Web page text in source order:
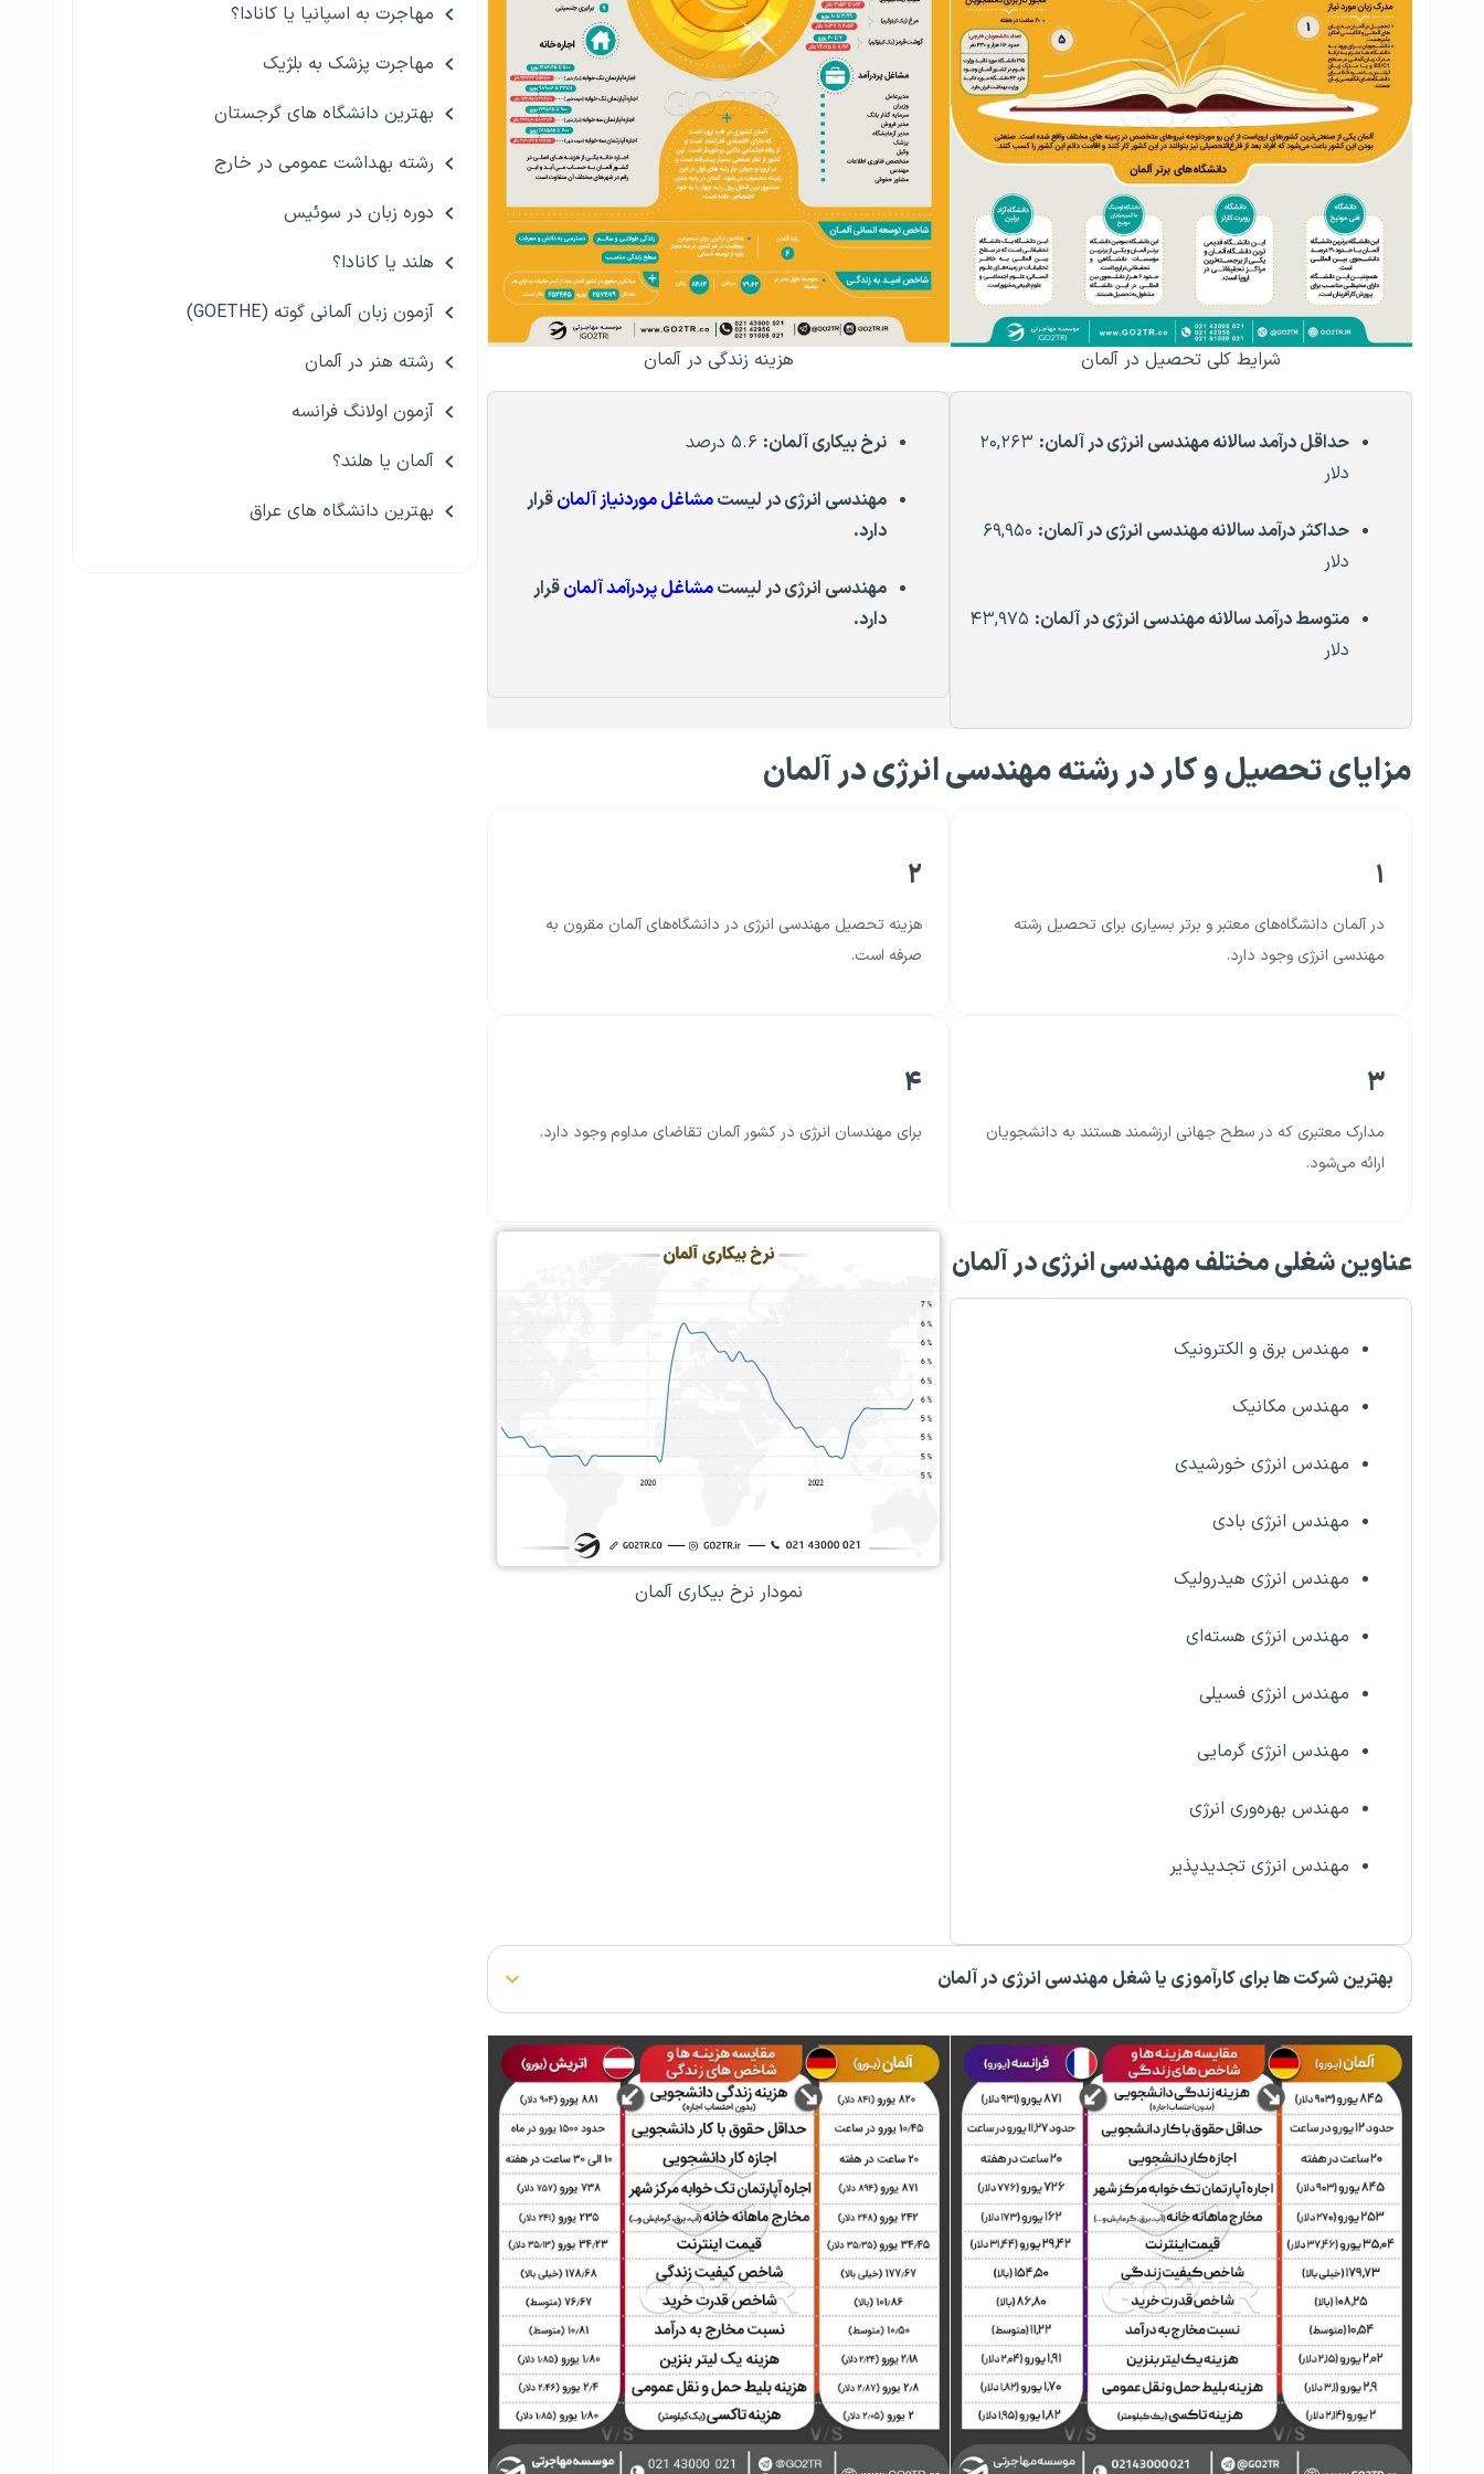
شرایط کلی تحصیل در آلمان هزینه زندگی در آلمان
حداقل درآمد سالانه مهندسی انرژی در آلمان: ۲۰,۲۶۳
دلار
حداکثر درآمد سالانه مهندسی انرژیدر آلمان: ۶۹,۹۵۰
دلار
متوسط درآمد سالانه مهندسی انرژیدر آلمان: ۴۳,۹۷۵
دلار
نرخ بیکاری آلمان:
مهندسی انرژی در لیستمشاغل موردنیاز آلمانقرار
دارد.
مهندسی انرژیدر لیستمشاغل پردرآمد آلمانقرار
دارد.
مزایای تحصیل و کار در رشته مهندسی انرژی در آلمان
۱
در آلمان دانشگاه‌های معتبر و برتر بسیاری برای تحصیل رشته
مهندسی انرژی وجود دارد.
۲
هزینه تحصیل مهندسی انرژی در دانشگاه‌های آلمان مقرون به
صرفه است.
۳
مدارک معتبری که در سطح جهانی ارزشمند هستند به دانشجویان
ارائه می‌شود.
۴
برای مهندسان انرژی در کشور آلمان تقاضای مداوم وجود دارد.
عناوین شغلی مختلف مهندسی انرژی در آلمان
مهندس برق و الکترونیک
مهندس مکانیک
مهندس انرژی خورشیدی
مهندس انرژی بادی
مهندس انرژی هیدرولیک
مهندس انرژی هسته‌ای
مهندس انرژی فسیلی
مهندس انرژی گرمایی
مهندس بهره‌وری انرژی
مهندس انرژی تجدیدپذیر
نمودار نرخ بیکاری آلمان
بهترین شرکت ها برای کارآموزی یا شغل مهندسی انرژی در آلمان
مهاجرت به اسپانیا یا کانادا؟
مهاجرت پزشک به بلژیک
بهترین دانشگاه های گرجستان
رشته بهداشت عمومی در خارج
دوره زبان در سوئیس
هلند یا کانادا؟
آزمون زبان آلمانی گوته (GOETHE)
رشته هنر در آلمان
آزمون اولانگ فرانسه
آلمان یا هلند؟
بهترین دانشگاه های عراق